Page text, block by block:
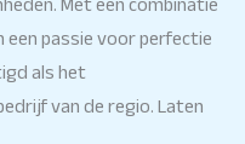
een passie voor perfectie
als het
van de regio. Laten